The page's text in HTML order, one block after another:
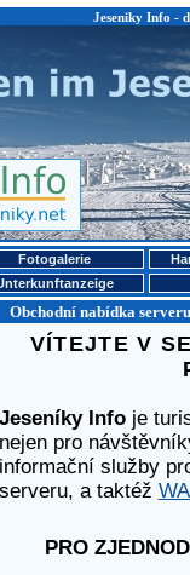
Jeseniky Info -
Fotogalerie
Obchodní nabídka
VÍTEJTE V
Jeseníky Infoje
nejen pro
informační služby
serveru, a taktéž
PRO